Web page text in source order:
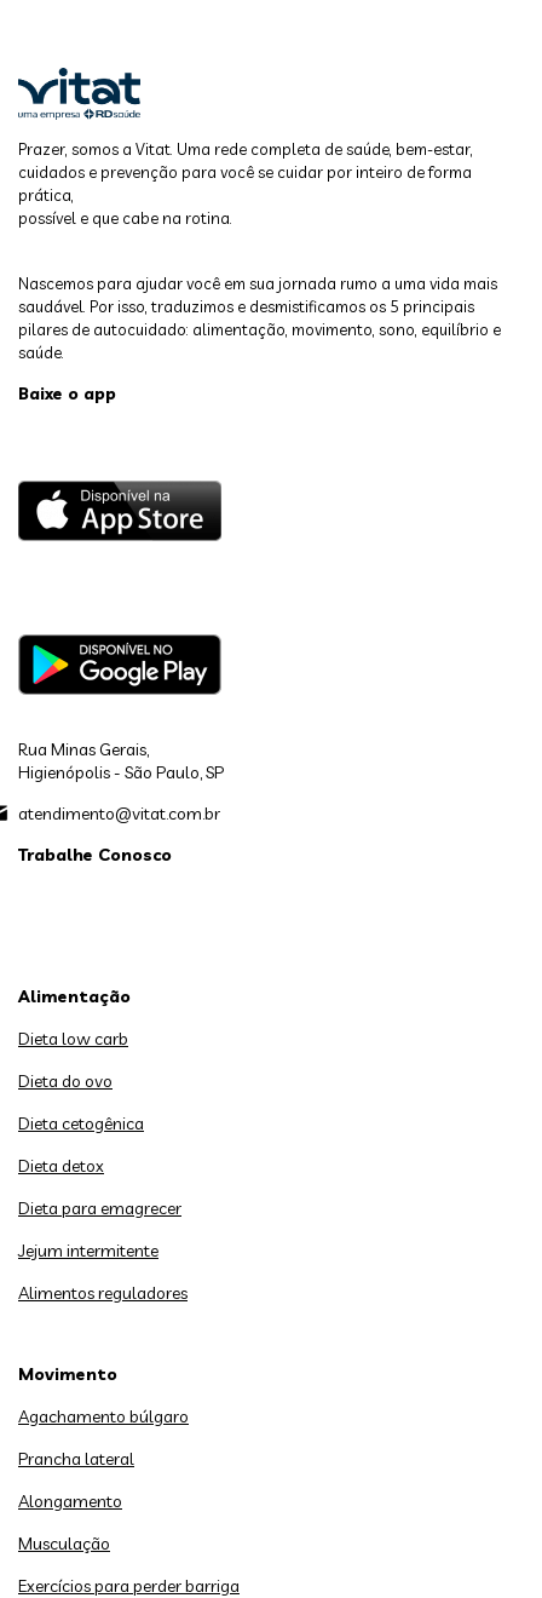
Prazer, somos a Vitat. Uma rede completa de saúde, bem-estar,
cuidados e prevenção para você se cuidar por inteiro de forma
prática,
possível e que cabe na rotina.
Nascemos para ajudar você em sua jornada rumo a uma vida mais
saudável. Por isso, traduzimos e desmistificamos os 5 principais
pilares de autocuidado: alimentação, movimento, sono, equilíbrio e
saúde.
Baixe o app
Rua Minas Gerais,
Higienópolis - São Paulo, SP
atendimento@vitat.com.br
Trabalhe Conosco
Alimentação
Dieta low carb
Dieta do ovo
Dieta cetogênica
Dieta detox
Dieta para emagrecer
Jejum intermitente
Alimentos reguladores
Movimento
Agachamento búlgaro
Prancha lateral
Alongamento
Musculação
Exercícios para perder barriga